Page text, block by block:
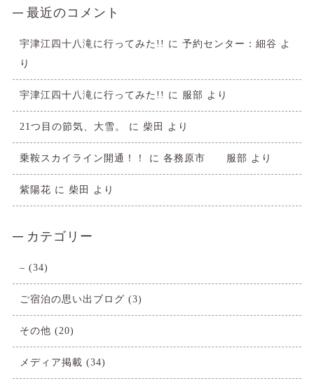
最近のコメント
宇津江四十八滝に行ってみた!! に 予約センター：細谷 よ
り
宇津江四十八滝に行ってみた!! に 服部 より
21つ目の節気、大雪。 に 柴田 より
乗鞍スカイライン開通！！ に 各務原市 服部 より
紫陽花 に 柴田 より
カテゴリー
– (34)
ご宿泊の思い出ブログ (3)
その他 (20)
メディア掲載 (34)